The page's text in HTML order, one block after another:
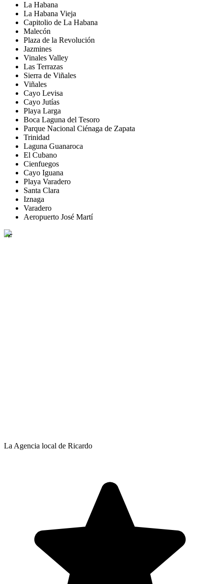
La Habana
La Habana Vieja
Capitolio de La Habana
Malecón
Plaza de la Revolución
Jazmines
Vinales Valley
Las Terrazas
Sierra de Viñales
Viñales
Cayo Levisa
Cayo Jutías
Playa Larga
Boca Laguna del Tesoro
Parque Nacional Ciénaga de Zapata
Trinidad
Laguna Guanaroca
El Cubano
Cienfuegos
Cayo Iguana
Playa Varadero
Santa Clara
Iznaga
Varadero
Aeropuerto José Martí
La Agencia local de Ricardo